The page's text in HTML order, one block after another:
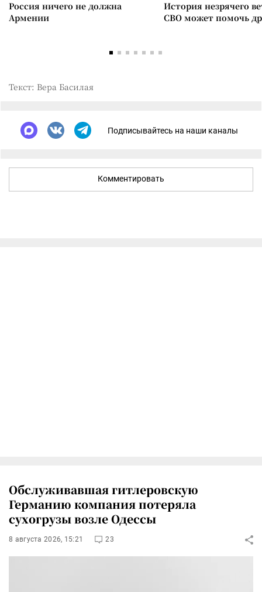
Россия ничего не должна
Армении
История незрячего
СВО может помочь
Текст: Вера Басилая
Подписывайтесь на наши каналы
Комментировать
Обслуживавшая гитлеровскую
Германию компания потеряла
сухогрузы возле Одессы
8 августа 2026, 15:21 23